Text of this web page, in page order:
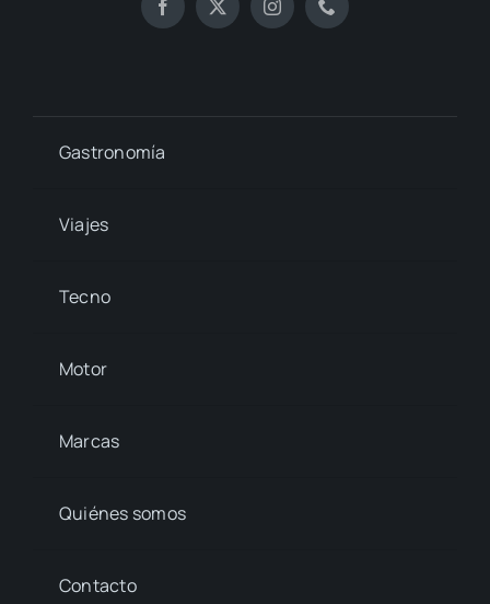
Gastronomía
Viajes
Tecno
Motor
Marcas
Quiénes somos
Contacto